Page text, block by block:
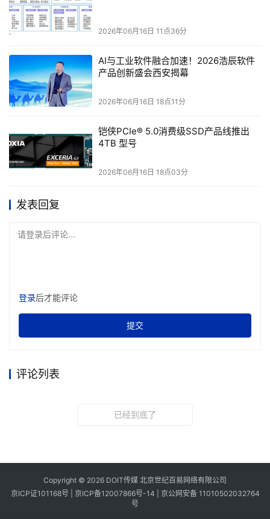
800-2000元/月。他强调，一把手必须亲自打样3-5个标杆，
用AI工具打磨行业方案，实现合规业务规模化。
思想交锋：圆桌论坛凝聚共识
代账行业高质量合规经营进阶”两大议题展开深度对话。
帮宝总经理周承兰、天水星耀企服总经理杨耀、庆阳企旺总
实践标杆之一，共同探讨AGI时代，代账机构的数智化转
型，并达成共识。
2026年06月16日 11点36分
AI与工业软件融合加速！2026浩辰软件
产品创新盛会西安揭幕
2026年06月16日 18点11分
铠侠PCIe® 5.0消费级SSD产品线推出
4TB 型号
2026年06月16日 18点03分
发表回复
请登录后评论...
登录后才能评论
提交
评论列表
已经到底了
Copyright © 2026 DOIT传媒 北京世纪百易网络有限公司
京ICP证101168号 | 京ICP备12007866号-14
京公网安备 11010502032764
号